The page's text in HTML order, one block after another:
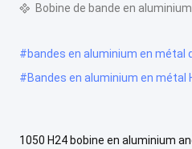
Bobine de bande en aluminium
#bandes en aluminium en métal
#Bandes en aluminium en métal
1050 H24 bobine en aluminium